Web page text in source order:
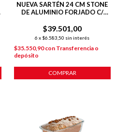
NUEVA SARTÉN 24 CM STONE
DE ALUMINIO FORJADO C/
INDUCCIÓN
$39.501,00
6 x $6.583,50 sin interés
$35.550,90con Transferencia o
depósito
COMPRAR